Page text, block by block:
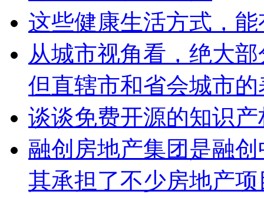
这些健康生活方式，
从城市视角看，绝大
但直辖市和省会城市
谈谈免费开源的知识
融创房地产集团是融
其承担了不少房地产